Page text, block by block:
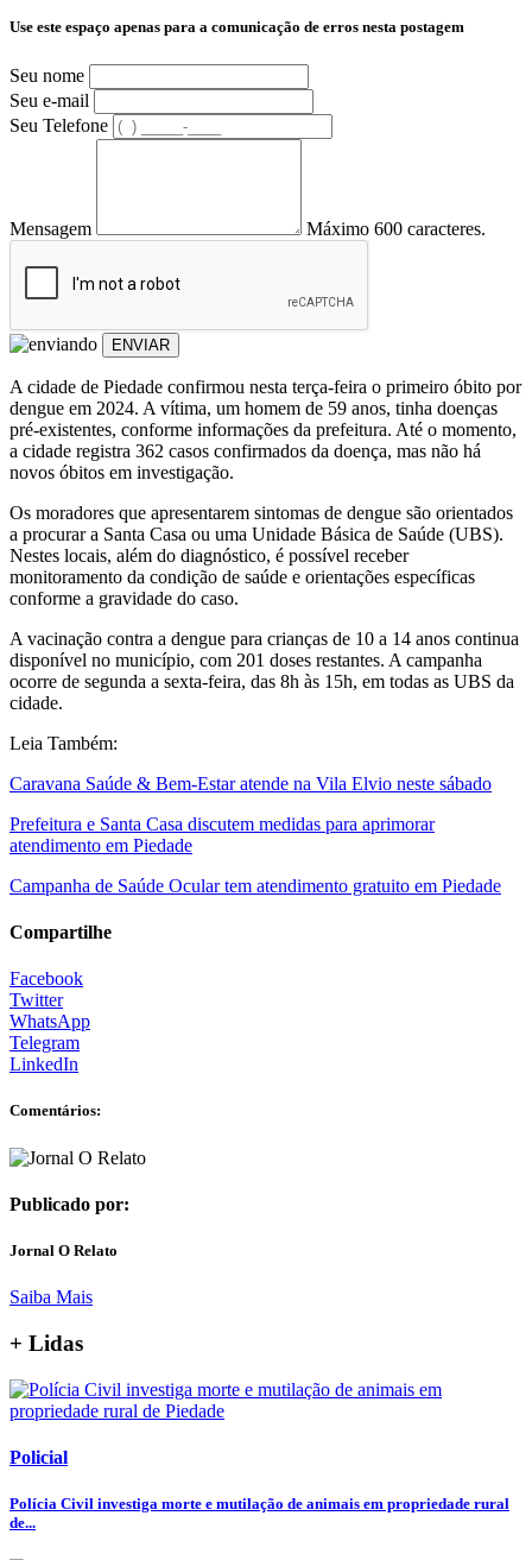
Use este espaço apenas para a comunicação de erros nesta postagem
Seu nome
Seu e-mail
Seu Telefone
Mensagem Máximo 600 caracteres.
ENVIAR
A cidade de Piedade confirmou nesta terça-feira o primeiro óbito por
dengue em 2024. A vítima, um homem de 59 anos, tinha doenças
pré-existentes, conforme informações da prefeitura. Até o momento,
a cidade registra 362 casos confirmados da doença, mas não há
novos óbitos em investigação.
Os moradores que apresentarem sintomas de dengue são orientados
a procurar a Santa Casa ou uma Unidade Básica de Saúde (UBS).
Nestes locais, além do diagnóstico, é possível receber
monitoramento da condição de saúde e orientações específicas
conforme a gravidade do caso.
A vacinação contra a dengue para crianças de 10 a 14 anos continua
disponível no município, com 201 doses restantes. A campanha
ocorre de segunda a sexta-feira, das 8h às 15h, em todas as UBS da
cidade.
Leia Também:
Caravana Saúde & Bem-Estar atende na Vila Elvio neste sábado
Prefeitura e Santa Casa discutem medidas para aprimorar
atendimento em Piedade
Campanha de Saúde Ocular tem atendimento gratuito em Piedade
Compartilhe
Facebook
Twitter
WhatsApp
Telegram
LinkedIn
Comentários:
Publicado por:
Jornal O Relato
Saiba Mais
+ Lidas
Policial
Polícia Civil investiga morte e mutilação de animais em propriedade rural
de...